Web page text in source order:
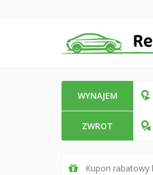
WYNAJEM
ZWROT